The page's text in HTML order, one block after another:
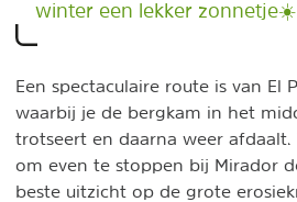
winter een lekker zonnetje☀️
Een spectaculaire route is van El
waarbij je de bergkam in het
trotseert en daarna weer afdaalt.
om even te stoppen bij Mirador
beste uitzicht op de grote